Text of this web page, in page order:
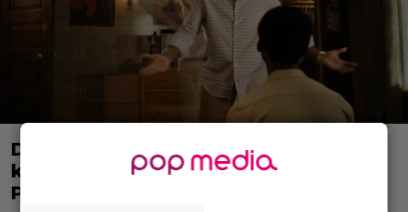
David Harbourin ja Anthony Mackien
kauhukomedia sai trailerin – tekijänä
Paranormal Activity -mies